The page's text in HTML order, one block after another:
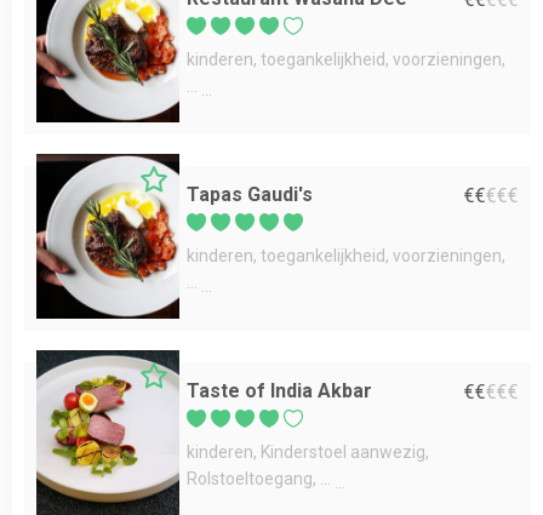
kinderen toegankelijkheid voorzieningen
Tapas Gaudi's €€€€€
kinderen toegankelijkheid voorzieningen
Taste of India Akbar €€€€€
kinderen Kinderstoel aanwezig
Rolstoeltoegang